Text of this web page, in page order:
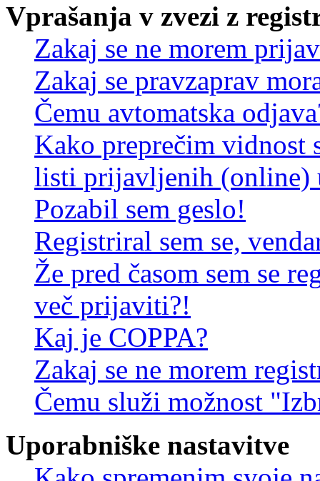
Vprašanja v zvezi z
Zakaj se ne morem
Zakaj se pravzaprav
Čemu avtomatska
Kako preprečim vidnost
listi prijavljenih (online)
Pozabil sem geslo!
Registriral sem se,
Že pred časom sem se
več prijaviti?!
Kaj je COPPA?
Zakaj se ne morem
Čemu služi možnost
Uporabniške nastavitve